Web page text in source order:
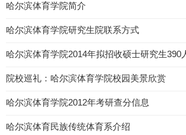
哈尔滨体育学院简介
哈尔滨体育学院研究生院联系方式
哈尔滨体育学院2014年拟招收硕士研究生390
院校巡礼：哈尔滨体育学院校园美景欣赏
哈尔滨体育学院2012年考研查分信息
哈尔滨体育民族传统体育系介绍